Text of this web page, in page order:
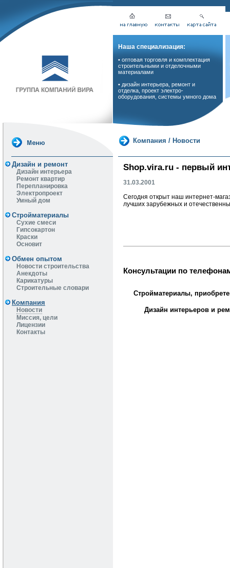
Наша специализация:
• оптовая торговля и комплектация
строительными и отделочными
материалами
• дизайн интерьера, ремонт и
отделка, проект электро-
оборудования, системы умного дома
Дизайн и ремонт
Дизайн интерьера
Ремонт квартир
Перепланировка
Электропроект
Умный дом
Стройматериалы
Сухие смеси
Гипсокартон
Краски
Основит
Обмен опытом
Новости строительства
Анекдоты
Карикатуры
Строительные словари
Компания
Новости
Миссия, цели
Лицензии
Контакты
Компания / Новости
Shop.vira.ru - первый
31.03.2001
Сегодня открыт наш интернет-
лучших зарубежных и
Консультации по
Стройматериалы,
Дизайн интерьеров и